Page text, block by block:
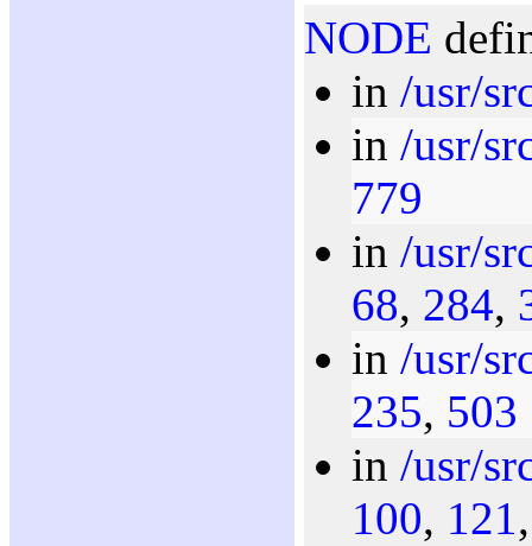
NODE
in /usr/
in /usr/
779
in /usr/
68, 284,
in /usr/
235, 503
in /usr/
100, 121